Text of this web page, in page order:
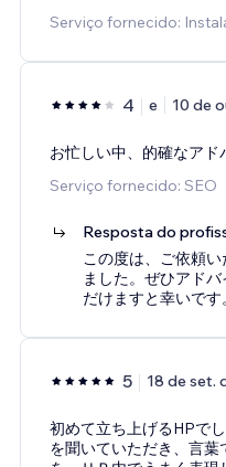
Serviço fornecido:
4 e 10 de
お忙しい中、的確なアド
Serviço fornecido: SEO
Resposta do
この度は、ご依頼
ました。ぜひアド
だけますと幸いです。
5 18 de set.
初めて立ち上げるHPで
を聞いていただき、言